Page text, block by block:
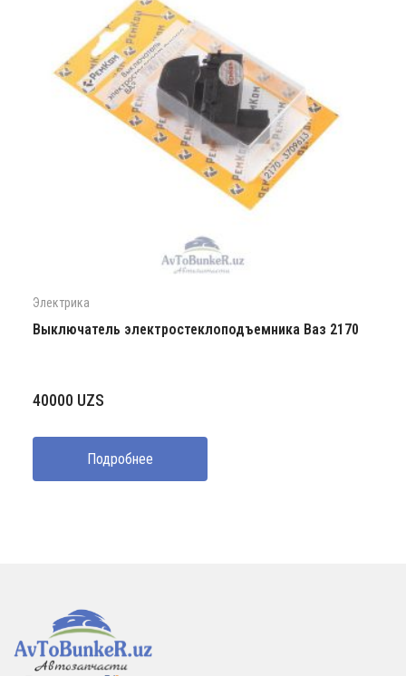
Электрика
Выключатель электростеклоподъемника Ваз 2170
40000 UZS
Подробнее